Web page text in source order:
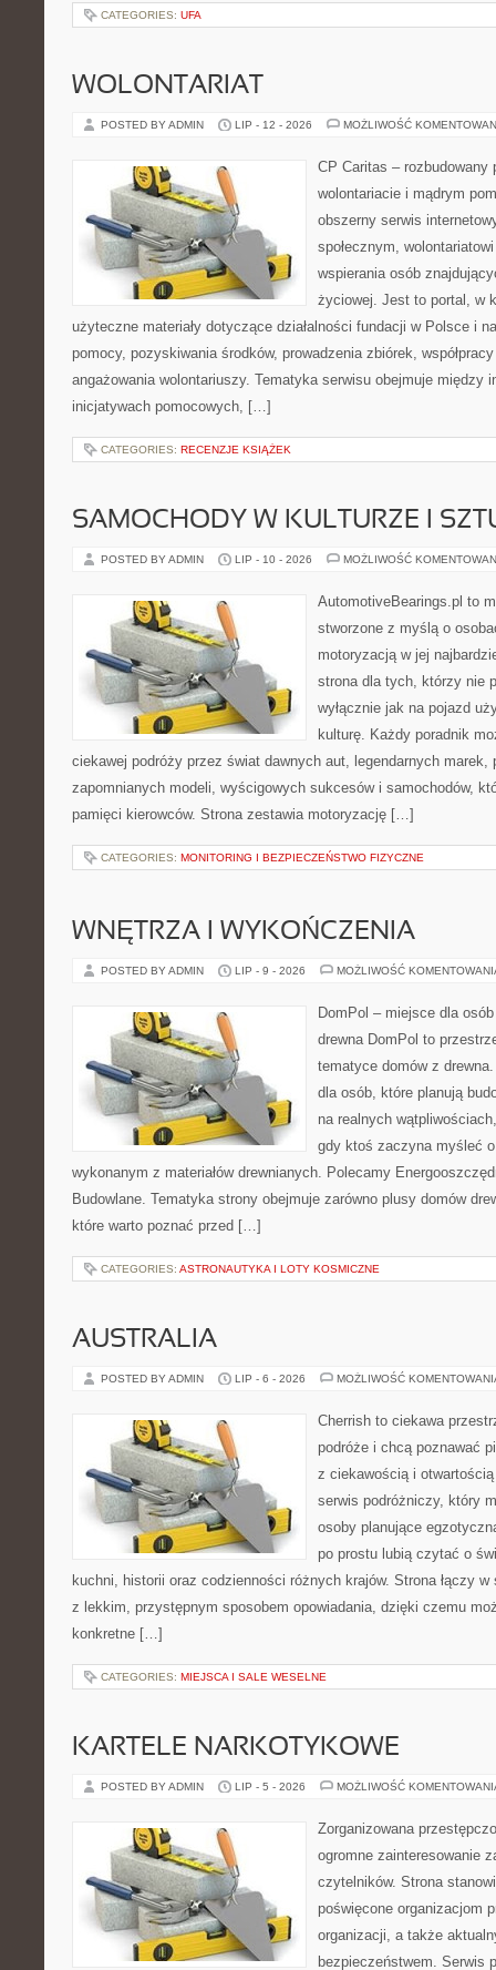
CATEGORIES: UFA
WOLONTARIAT
POSTED BY ADMIN LIP - 12 - 2026 MOŻLIWOŚĆ
CP Caritas – rozbudowany
wolontariacie i mądrym
obszerny serwis
społecznym,
wspierania osób
życiowej. Jest to portal, w
użyteczne materiały dotyczące działalności fundacji w Polsce i
pomocy, pozyskiwania środków, prowadzenia zbiórek,
angażowania wolontariuszy. Tematyka serwisu obejmuje między
inicjatywach pomocowych, […]
CATEGORIES: RECENZJE KSIĄŻEK
SAMOCHODY W KULTURZE I
POSTED BY ADMIN LIP - 10 - 2026 MOŻLIWOŚĆ
AutomotiveBearings.pl to
stworzone z myślą o
motoryzacją w jej
strona dla tych, którzy nie
wyłącznie jak na pojazd
kulturę. Każdy poradnik
ciekawej podróży przez świat dawnych aut, legendarnych marek,
zapomnianych modeli, wyścigowych sukcesów i samochodów,
pamięci kierowców. Strona zestawia motoryzację […]
CATEGORIES: MONITORING I BEZPIECZEŃSTWO FIZYCZNE
WNĘTRZA I WYKOŃCZENIA
POSTED BY ADMIN LIP - 9 - 2026 MOŻLIWOŚĆ
DomPol – miejsce dla
drewna DomPol to
tematyce domów z
dla osób, które planują
na realnych
gdy ktoś zaczyna myśleć o
wykonanym z materiałów drewnianych. Polecamy
Budowlane. Tematyka strony obejmuje zarówno plusy domów
które warto poznać przed […]
CATEGORIES: ASTRONAUTYKA I LOTY KOSMICZNE
AUSTRALIA
POSTED BY ADMIN LIP - 6 - 2026 MOŻLIWOŚĆ
Cherrish to ciekawa
podróże i chcą poznawać
z ciekawością i
serwis podróżniczy, który
osoby planujące
po prostu lubią czytać o
kuchni, historii oraz codzienności różnych krajów. Strona łączy
z lekkim, przystępnym sposobem opowiadania, dzięki czemu
konkretne […]
CATEGORIES: MIEJSCA I SALE WESELNE
KARTELE NARKOTYKOWE
POSTED BY ADMIN LIP - 5 - 2026 MOŻLIWOŚĆ
Zorganizowana
ogromne zainteresowanie
czytelników. Strona
poświęcone organizacjom
organizacji, a także
bezpieczeństwem. Serwis